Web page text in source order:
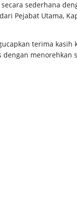
sederhana
Pejabat Utama,
terima kasih
dengan menorehkan